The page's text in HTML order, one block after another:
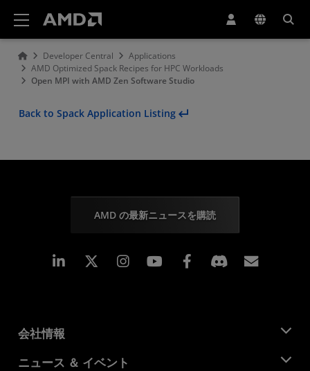
Developer Central
Applications
AMD Optimized Spack Recipes for HPC Workloads
Open MPI with AMD Zen Software Studio
Back to Spack Application Listing
AMD の最新ニュースを購読
Linkedin Instagram Facebook
会社情報
AMD について
ニュース ＆ イベント